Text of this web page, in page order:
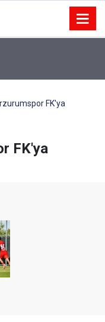
FK'ya
FK'ya